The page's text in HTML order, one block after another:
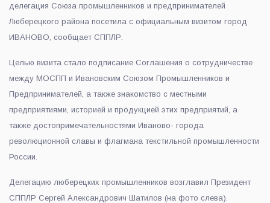
делегация Союза промышленников и предпринимателей
Люберецкого района посетила с официальным визитом город
ИВАНОВО, сообщает СППЛР.
Целью визита стало подписание Соглашения о сотрудничестве
между МОСПП и Ивановским Союзом Промышленников и
Предпринимателей, а также знакомство с местными
предприятиями, историей и продукцией этих предприятий, а
также достопримечательностями Иваново- города
революционной славы и флагмана текстильной промышленности
России.
Делегацию люберецких промышленников возглавил Президент
СППЛР Сергей Александрович Шатилов (на фото слева).